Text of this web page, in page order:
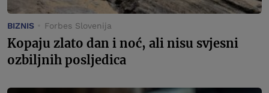
BIZNIS Forbes Slovenija
Kopaju zlato dan i noć, ali nisu svjesni
ozbiljnih posljedica